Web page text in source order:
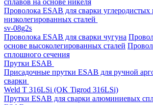
сплавов на основе никеля
Проволока ESAB для сварки углеродистых
низколегированных сталей
sv-08g2s
Проволока ESAB для сварки чугуна
основе высоколегированных сталей
сплошного сечения
Прутки ESAB
Присадочные прутки ESAB для ручной
сварки
Weld T 316LSi (OK Tigrod 316LSi)
Прутки ESAB для сварки алюминиевых